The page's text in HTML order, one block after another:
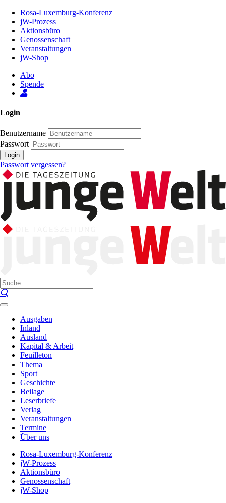
Inhalt
Seite
Rosa-Luxemburg-Konferenz
jW-Prozess
Aktionsbüro
Genossenschaft
Veranstaltungen
jW-Shop
Abo
Spende
Login
Benutzername
Passwort
Login
Passwort vergessen?
Ausgaben
Inland
Ausland
Kapital & Arbeit
Feuilleton
Thema
Sport
Geschichte
Beilage
Leserbriefe
Verlag
Veranstaltungen
Termine
Über uns
Rosa-Luxemburg-Konferenz
jW-Prozess
Aktionsbüro
Genossenschaft
jW-Shop